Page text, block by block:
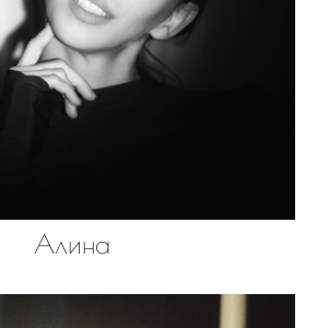
Алина